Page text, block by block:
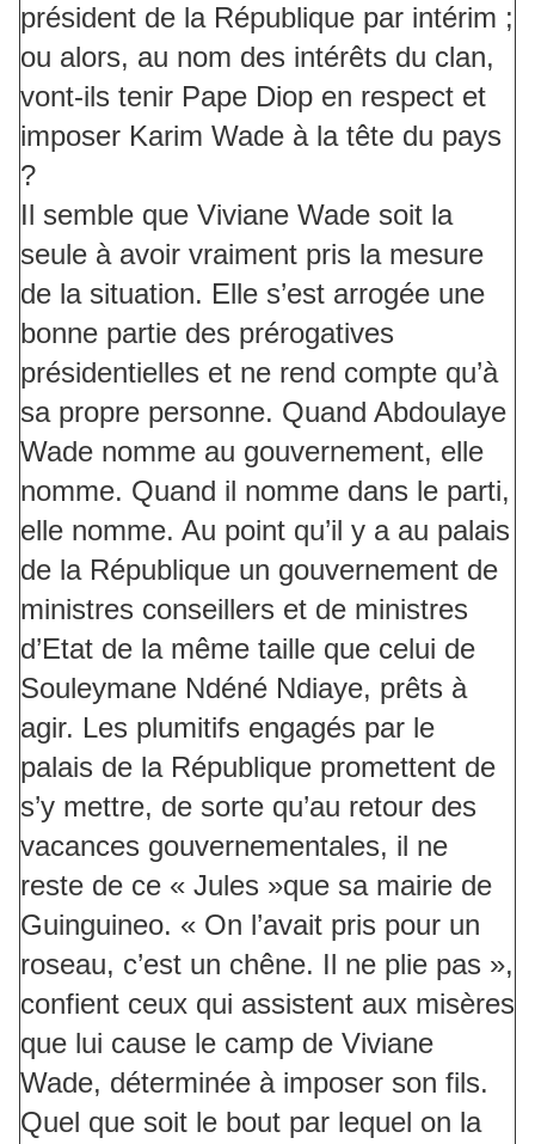
président de la République par intérim ;
ou alors, au nom des intérêts du clan,
vont-ils tenir Pape Diop en respect et
imposer Karim Wade à la tête du pays
?
Il semble que Viviane Wade soit la
seule à avoir vraiment pris la mesure
de la situation. Elle s’est arrogée une
bonne partie des prérogatives
présidentielles et ne rend compte qu’à
sa propre personne. Quand Abdoulaye
Wade nomme au gouvernement, elle
nomme. Quand il nomme dans le parti,
elle nomme. Au point qu’il y a au palais
de la République un gouvernement de
ministres conseillers et de ministres
d’Etat de la même taille que celui de
Souleymane Ndéné Ndiaye, prêts à
agir. Les plumitifs engagés par le
palais de la République promettent de
s’y mettre, de sorte qu’au retour des
vacances gouvernementales, il ne
reste de ce « Jules »que sa mairie de
Guinguineo. « On l’avait pris pour un
roseau, c’est un chêne. Il ne plie pas »,
confient ceux qui assistent aux misères
que lui cause le camp de Viviane
Wade, déterminée à imposer son fils.
Quel que soit le bout par lequel on la